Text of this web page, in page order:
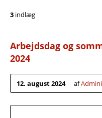
3 indlæg
Arbejdsdag og
2024
12. august 2024 af